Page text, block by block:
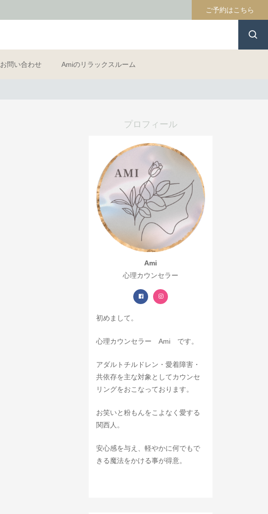
ご予約はこちら
お問い合わせ Amiのリラックスルーム
プロフィール
Ami
心理カウンセラー
初めまして。
心理カウンセラー Ami です。
アダルトチルドレン・愛着障害・
共依存を主な対象としてカウンセ
リングをおこなっております。
お笑いと粉もんをこよなく愛する
関西人。
安心感を与え、軽やかに何でもで
きる魔法をかける事が得意。